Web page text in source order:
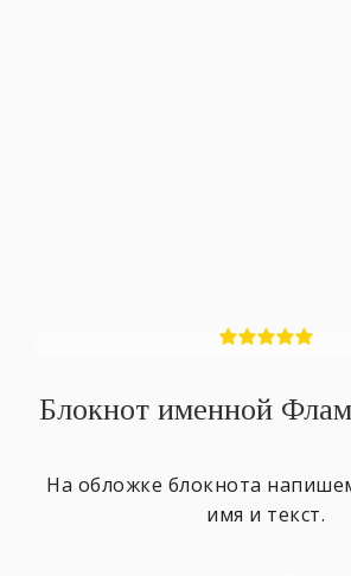
Блокнот именной
На обложке блокнота
имя и текст.